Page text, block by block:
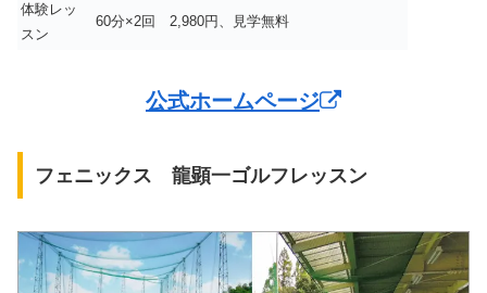
体験レッ
スン
60分×2回 2,980円、見学無料
公式ホームページ
フェニックス 龍顕一ゴルフレッスン